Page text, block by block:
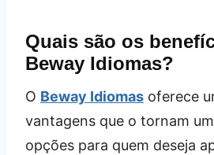
Quais são os
Beway Idiomas?
O Beway Idiomas oferece
vantagens que o tornam
opções para quem deseja